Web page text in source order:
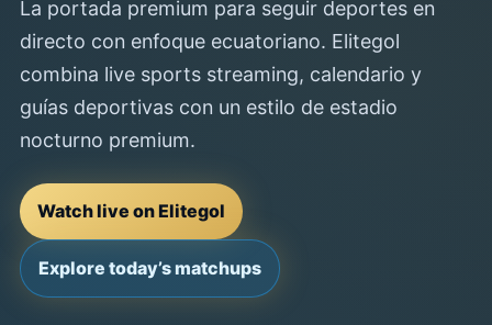
La portada premium para seguir deportes en
directo con enfoque ecuatoriano. Elitegol
combina live sports streaming, calendario y
guías deportivas con un estilo de estadio
nocturno premium.
Watch live on Elitegol
Explore today’s matchups